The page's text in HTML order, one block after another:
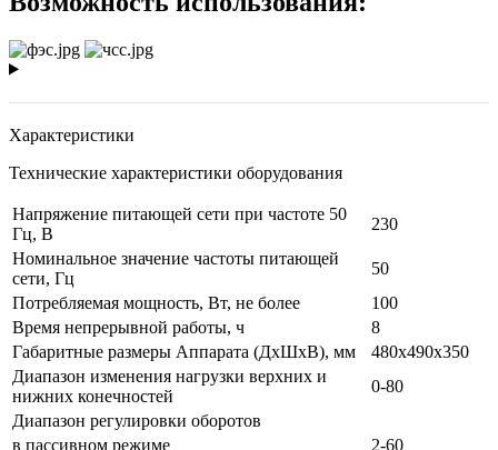
Характеристики
Технические характеристики оборудования
Напряжение питающей сети при частоте 50
Гц, В
230
Номинальное значение частоты питающей
сети, Гц
50
Потребляемая мощность, Вт, не более
100
Время непрерывной работы, ч
8
Габаритные размеры Аппарата (ДхШхВ), мм
480х490х350
Диапазон изменения нагрузки верхних и
нижних конечностей
0-80
Диапазон регулировки оборотов
в пассивном режиме
2-60